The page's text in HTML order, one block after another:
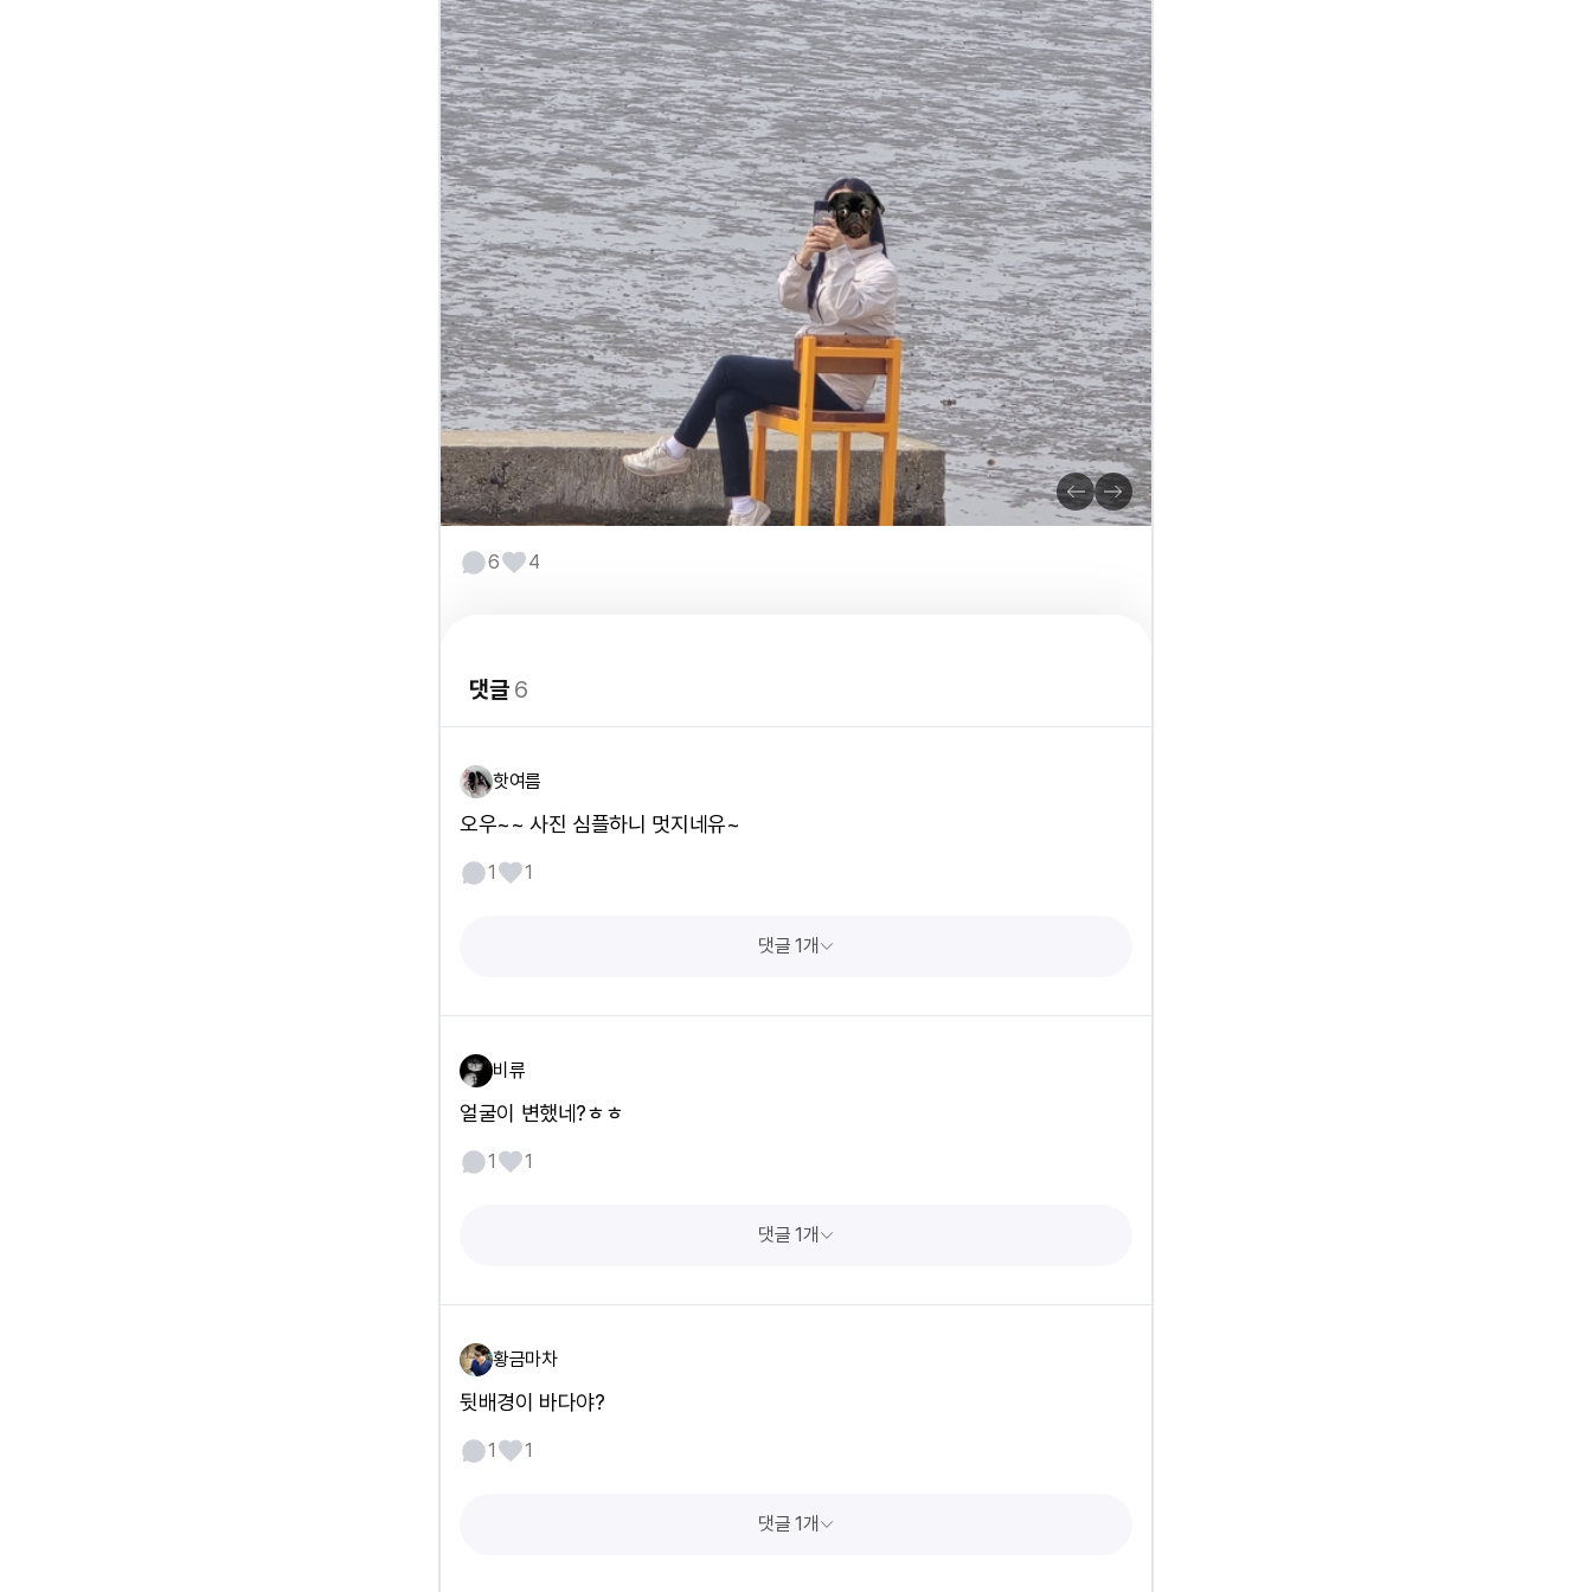
6 4
댓글6
핫여름
오우~~ 사진 심플하니 멋지네유~
1 1
댓글 1개
비류
얼굴이 변했네?ㅎㅎ
1 1
댓글 1개
황금마차
뒷배경이 바다야?
1 1
댓글 1개